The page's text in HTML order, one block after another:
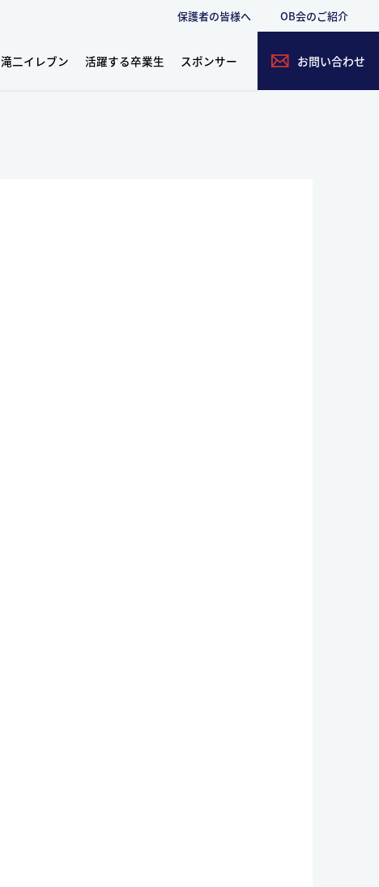
保護者の皆様へ OB会のご紹介
滝二イレブン 活躍する卒業生 スポンサー お問い合わせ